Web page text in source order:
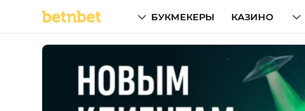
БУКМЕКЕРЫ КАЗИНО